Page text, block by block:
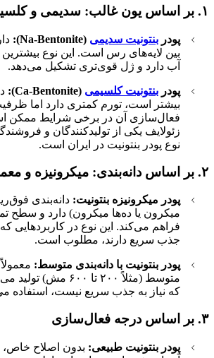
۱. بر اساس یون غالب: سدیمی و کلسیمی
پودر بنتونیت سدیمی (Na-Bentonite):
بین لایه‌های رس است. این نوع بیشترین
آب دارد و ژل قوی‌تری تشکیل می‌دهد.
پودر بنتونیت کلسیمی (Ca-Bentonite):
بیشتر است، تورم کمتری دارد اما
فعال‌سازی آن در برخی شرایط ممکن
زئولایف یکی از تولیدکنندگان و
نوع پودر بنتونیت در ایران است.
۲. بر اساس دانه‌بندی: میکرونیزه و معمولی
پودر میکرونیزه بنتونیت: دانه‌بندی
میکرون یا ده‌ها میکرون) دارد و سطح
فراهم می‌کند. این نوع در کاربردهایی که
جذب سریع دارند، مطلوب است.
پودر بنتونیت با دانه‌بندی متوسط:
متوسط (مثلاً ۲۰۰ تا
که نیاز به جذب سریع نیست، استفاده
۳. بر اساس درجه فعال‌سازی
پودر بنتونیت طبیعی: بدون اصلاح